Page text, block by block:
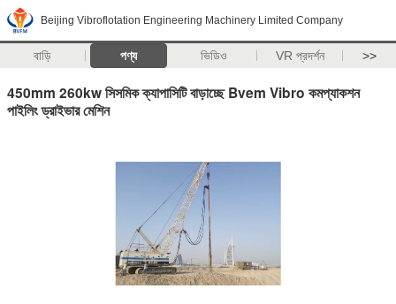
Beijing Vibroflotation Engineering Machinery Limited Company
বাড়ি পণ্য ভিডিও VR প্রদর্শন >>
450mm 260kw সিসমিক ক্যাপাসিটি বাড়াচ্ছে Bvem Vibro কমপ্যাকশন
পাইলিং ড্রাইভার মেশিন